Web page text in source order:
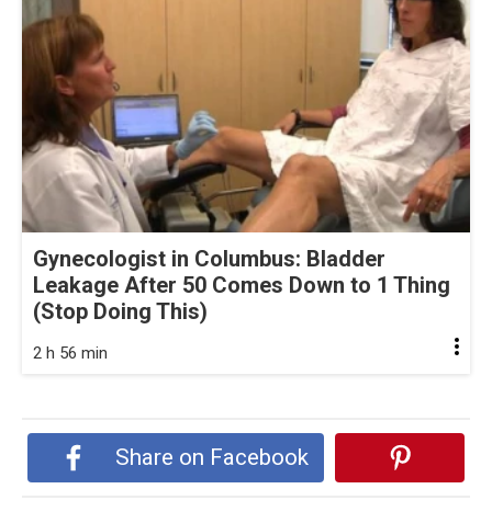
Gynecologist in Columbus: Bladder
Leakage After 50 Comes Down to 1 Thing
(Stop Doing This)
2 h 56 min
Share on Facebook